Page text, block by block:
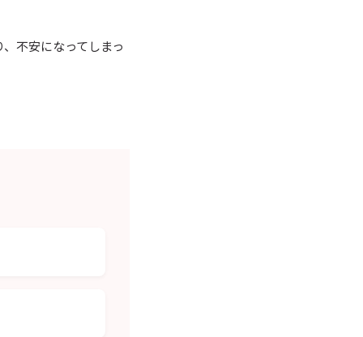
不安になってしまっ